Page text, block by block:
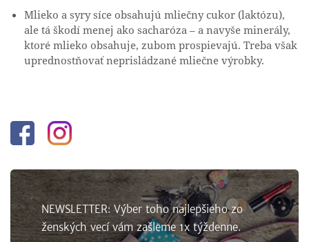
Mlieko a syry síce obsahujú mliečny cukor (laktózu),
ale tá škodí menej ako sacharóza – a navyše minerály,
ktoré mlieko obsahuje, zubom prospievajú. Treba však
uprednostňovať neprisládzané mliečne výrobky.
Facebook
NEWSLETTER: Výber toho najlepšieho zo
ženských vecí vám zašleme 1x týždenne.